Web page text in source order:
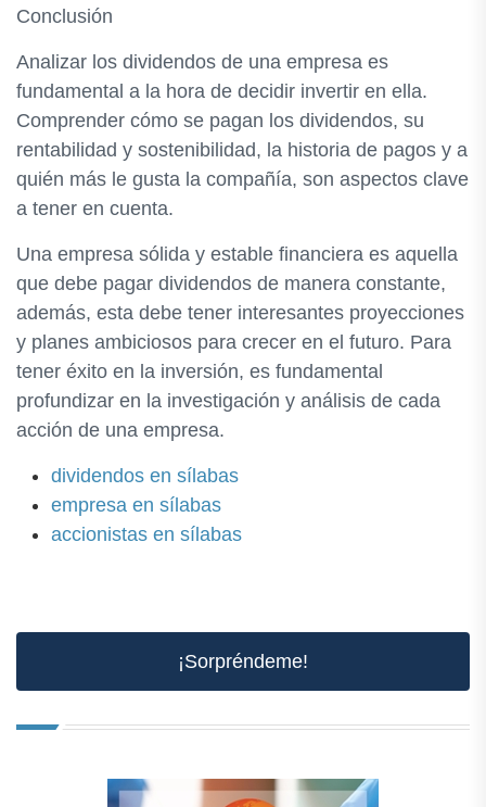
Conclusión
Analizar los dividendos de una empresa es
fundamental a la hora de decidir invertir en ella.
Comprender cómo se pagan los dividendos, su
rentabilidad y sostenibilidad, la historia de pagos y a
quién más le gusta la compañía, son aspectos clave
a tener en cuenta.
Una empresa sólida y estable financiera es aquella
que debe pagar dividendos de manera constante,
además, esta debe tener interesantes proyecciones
y planes ambiciosos para crecer en el futuro. Para
tener éxito en la inversión, es fundamental
profundizar en la investigación y análisis de cada
acción de una empresa.
dividendos en sílabas
empresa en sílabas
accionistas en sílabas
¡Sorpréndeme!